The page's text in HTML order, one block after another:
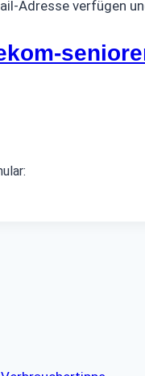
Adresse verfügen